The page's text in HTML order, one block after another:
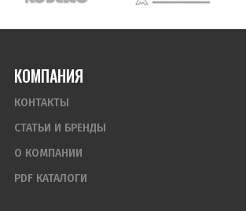
КОМПАНИЯ
КОНТАКТЫ
СТАТЬИ И БРЕНДЫ
О КОМПАНИИ
PDF КАТАЛОГИ